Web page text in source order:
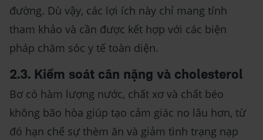
đường. Dù vậy, các lợi ích này chỉ mang tính
tham khảo và cần được kết hợp với các biện
pháp chăm sóc y tế toàn diện.
2.3. Kiểm soát cân nặng và cholesterol
Bơ có hàm lượng nước, chất xơ và chất béo
không bão hòa giúp tạo cảm giác no lâu hơn, từ
đó hạn chế sự thèm ăn và giảm tình trạng nạp